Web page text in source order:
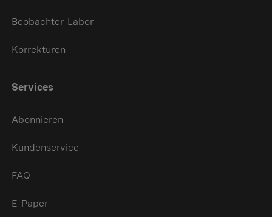
Beobachter-Labor
Korrekturen
Services
Abonnieren
Kundenservice
FAQ
E-Paper